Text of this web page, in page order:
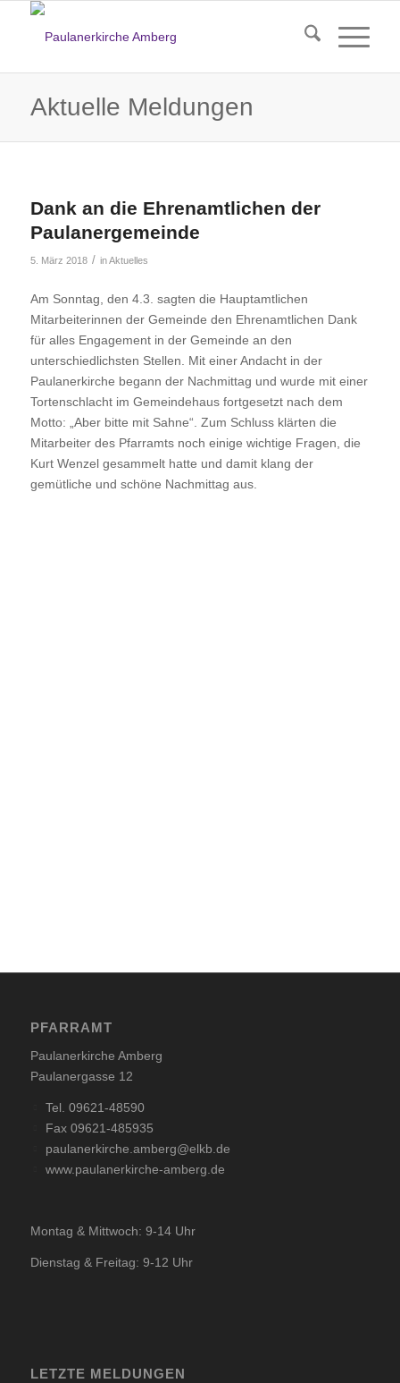
Aktuelle Meldungen
Dank an die Ehrenamtlichen der
Paulanergemeinde
5. März 2018 / inAktuelles
Am Sonntag, den 4.3. sagten die Hauptamtlichen
Mitarbeiterinnen der Gemeinde den Ehrenamtlichen Dank
für alles Engagement in der Gemeinde an den
unterschiedlichsten Stellen. Mit einer Andacht in der
Paulanerkirche begann der Nachmittag und wurde mit einer
Tortenschlacht im Gemeindehaus fortgesetzt nach dem
Motto: „Aber bitte mit Sahne“. Zum Schluss klärten die
Mitarbeiter des Pfarramts noch einige wichtige Fragen, die
Kurt Wenzel gesammelt hatte und damit klang der
gemütliche und schöne Nachmittag aus.
PFARRAMT
Paulanerkirche Amberg
Paulanergasse 12
Tel. 09621-48590
Fax 09621-485935
paulanerkirche.amberg@elkb.de
www.paulanerkirche-amberg.de
Montag & Mittwoch: 9-14 Uhr
Dienstag & Freitag: 9-12 Uhr
LETZTE MELDUNGEN